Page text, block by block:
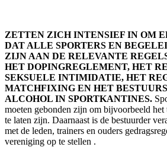
ZETTEN ZICH INTENSIEF IN OM
DAT ALLE SPORTERS EN
ZIJN AAN DE RELEVANTE
HET DOPINGREGLEMENT, HET
SEKSUELE INTIMIDATIE, HET
MATCHFIXING EN HET
ALCOHOL IN SPORTKANTINES.
moeten gebonden zijn om bijvoorbeeld het
te laten zijn. Daarnaast is de bestuurder
met de leden, trainers en ouders
vereniging op te stellen .